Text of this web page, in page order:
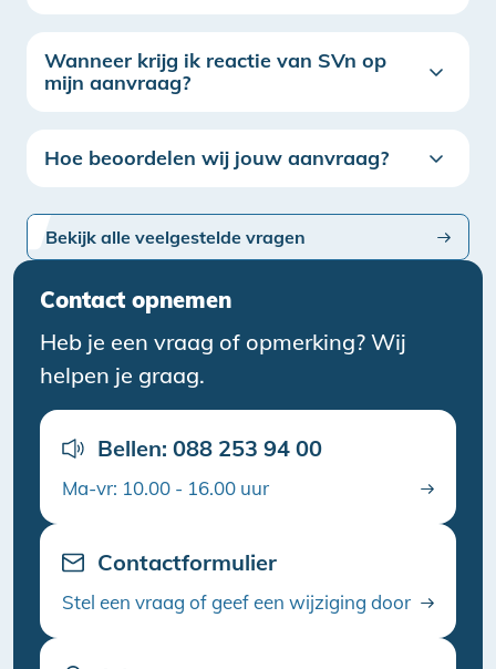
Wanneer krijg ik reactie van SVn op
mijn aanvraag?
Hoe beoordelen wij jouw aanvraag?
Bekijk alle veelgestelde vragen
Contact opnemen
Heb je een vraag of opmerking? Wij
helpen je graag.
Bellen: 088 253 94 00
Ma-vr: 10.00 - 16.00 uur
Contactformulier
Stel een vraag of geef een wijziging door